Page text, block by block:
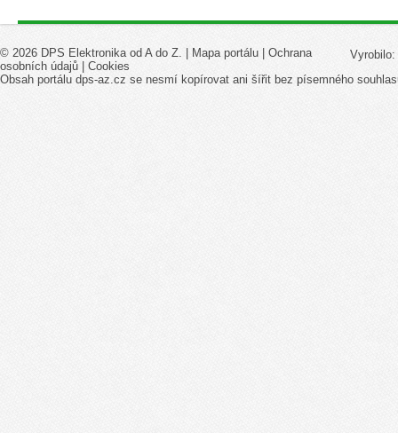
Vyrobilo:
© 2026 DPS Elektronika od A do Z. | Mapa portálu
Ochrana
osobních údajů
Cookies
Obsah portálu dps-az.cz se nesmí kopírovat ani šířit bez písemného